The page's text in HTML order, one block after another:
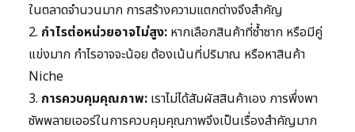
ในตลาดจำนวนมาก การสร้างความแตกต่างจึงสำคัญ
2. กำไรต่อหน่วยอาจไม่สูง: หากเลือกสินค้าที่ซ้ำซาก หรือมีคู่
แข่งมาก กำไรอาจจะน้อย ต้องเน้นที่ปริมาณ หรือหาสินค้า
Niche
3. การควบคุมคุณภาพ: เราไม่ได้สัมผัสสินค้าเอง การพึ่งพา
ซัพพลายเออร์ในการควบคุมคุณภาพจึงเป็นเรื่องสำคัญมาก